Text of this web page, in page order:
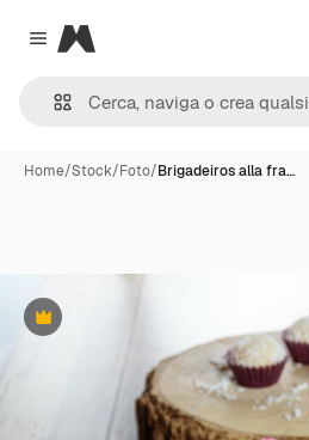
Close menu
Magnific
Home/Stock/Foto/Brigadeiros alla fra…
Premium